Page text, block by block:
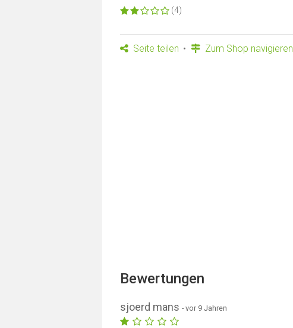
(4)
Seite teilen Zum Shop navigieren
Bewertungen
sjoerd mans- vor 9 Jahren